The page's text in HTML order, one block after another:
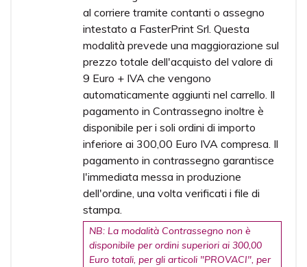
al corriere tramite contanti o assegno
intestato a FasterPrint Srl. Questa
modalità prevede una maggiorazione sul
prezzo totale dell'acquisto del valore di
9 Euro + IVA che vengono
automaticamente aggiunti nel carrello. Il
pagamento in Contrassegno inoltre è
disponibile per i soli ordini di importo
inferiore ai 300,00 Euro IVA compresa. Il
pagamento in contrassegno garantisce
l'immediata messa in produzione
dell'ordine, una volta verificati i file di
stampa.
NB: La modalità Contrassegno non è
disponibile per ordini superiori ai 300,00
Euro totali, per gli articoli "PROVACI", per